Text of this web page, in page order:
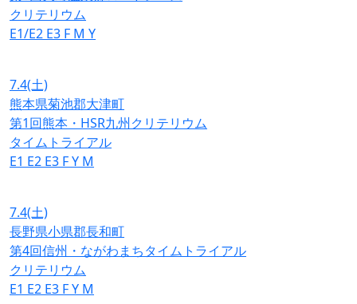
クリテリウム
E1/E2 E3 F M Y
7.4(土)
熊本県菊池郡大津町
第1回熊本・HSR九州クリテリウム
タイムトライアル
E1 E2 E3 FY M
7.4(土)
長野県小県郡長和町
第4回信州・ながわまちタイムトライアル
クリテリウム
E1 E2 E3 FY M